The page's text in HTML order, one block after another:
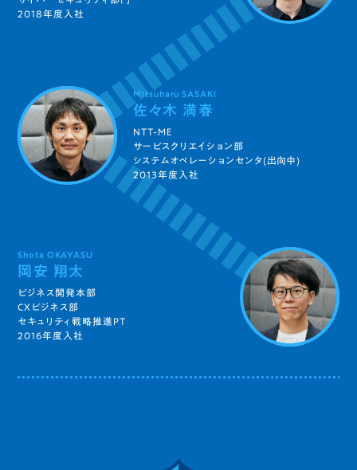
2018年度入社
Mitsuharu SASAKI
佐々木 満春
NTT-ME
サービスクリエイション部
システムオペレーションセンタ(出向中)
2013年度入社
Shota OKAYASU
岡安 翔太
ビジネス開発本部
CXビジネス部
セキュリティ戦略推進PT
2016年度入社